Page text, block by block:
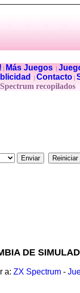
Más Juegos|
Contacto
recopilados
DE
a: ZX Spectrum -